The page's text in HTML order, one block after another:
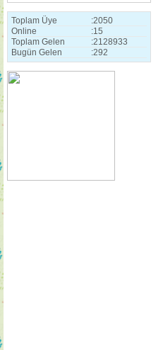
Toplam Üye :2050
Online
:15
Toplam Gelen
:2128933
Bugün Gelen
:292